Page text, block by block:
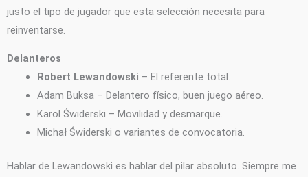
justo el tipo de jugador que esta selección necesita para
reinventarse.
Delanteros
Robert Lewandowski – El referente total.
Adam Buksa – Delantero físico, buen juego aéreo.
Karol Świderski – Movilidad y desmarque.
Michał Świderski o variantes de convocatoria.
Hablar de Lewandowski es hablar del pilar absoluto. Siempre me